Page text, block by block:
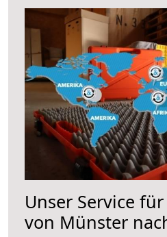
Unser Service
von Münster